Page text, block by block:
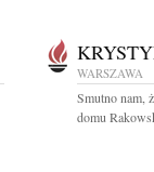
WARSZAWA
Smutno nam,
domu